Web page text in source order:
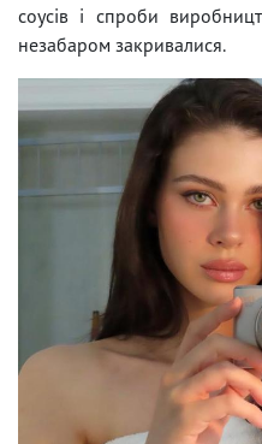
соусів і спроби
незабаром закривалися.